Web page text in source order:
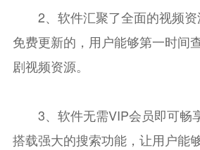
2、软件汇聚了全面的视频资
免费更新的，用户能够第一时间
剧视频资源。
3、软件无需VIP会员即可畅
搭载强大的搜索功能，让用户能